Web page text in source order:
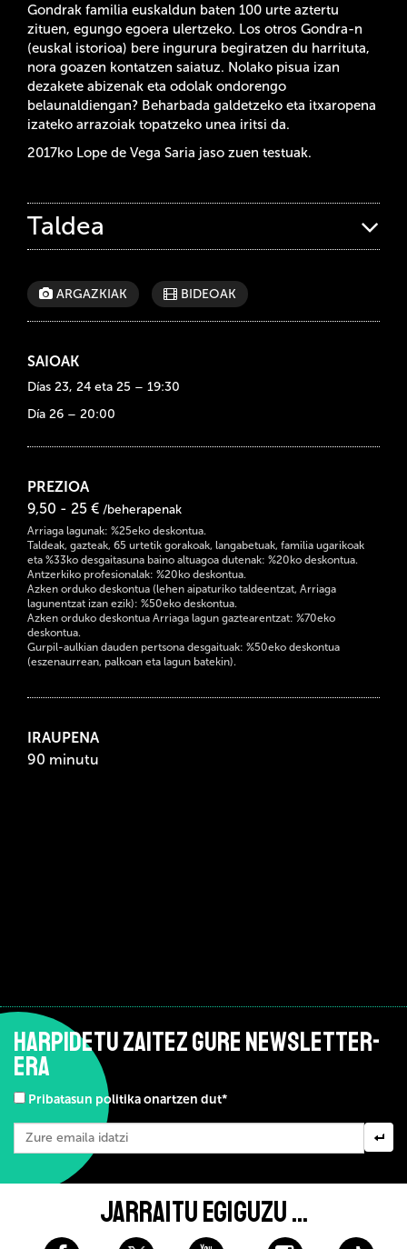
Gondrak familia euskaldun baten 100 urte aztertu
zituen, egungo egoera ulertzeko. Los otros Gondra-n
(euskal istorioa) bere ingurura begiratzen du harrituta,
nora goazen kontatzen saiatuz. Nolako pisua izan
dezakete abizenak eta odolak ondorengo
belaunaldiengan? Beharbada galdetzeko eta itxaropena
izateko arrazoiak topatzeko unea iritsi da.
2017ko Lope de Vega Saria jaso zuen testuak.
Taldea
ARGAZKIAK BIDEOAK
SAIOAK
Días 23, 24 eta 25 – 19:30
Día 26 – 20:00
PREZIOA
9,50 - 25 € /beherapenak
Arriaga lagunak: %25eko deskontua.
Taldeak, gazteak, 65 urtetik gorakoak, langabetuak, familia ugarikoak
eta %33ko desgaitasuna baino altuagoa dutenak: %20ko deskontua.
Antzerkiko profesionalak: %20ko deskontua.
Azken orduko deskontua (lehen aipaturiko taldeentzat, Arriaga
lagunentzat izan ezik): %50eko deskontua.
Azken orduko deskontua Arriaga lagun gaztearentzat: %70eko
deskontua.
Gurpil-aulkian dauden pertsona desgaituak: %50eko deskontua
(eszenaurrean, palkoan eta lagun batekin).
IRAUPENA
90 minutu
HARPIDETU ZAITEZ GURE NEWSLETTER-
ERA
Pribatasun politika onartzen dut*
JARRAITU EGIGUZU ...